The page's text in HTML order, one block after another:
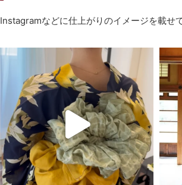
Instagramなどに仕上がりのイメージを載せ